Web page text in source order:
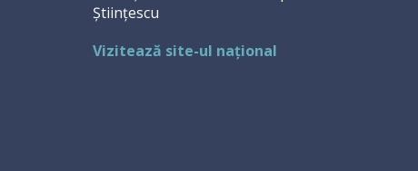
Științescu
Vizitează site-ul național